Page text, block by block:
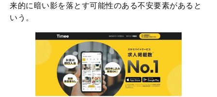
来的に暗い影を落とす可能性のある不安要素があると
いう。